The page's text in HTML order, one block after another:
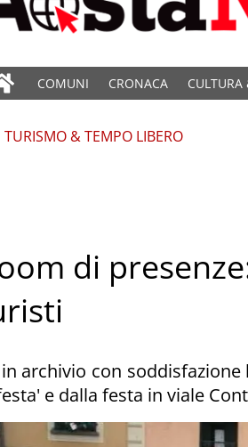
COMUNI CRONACA CULTURA
TURISMO & TEMPO LIBERO
di
archivio con
e dalla festa in viale